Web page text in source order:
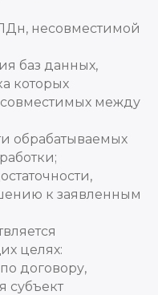
несовместимой
баз данных,
которых
между
обрабатываемых
к заявленным
целях:
договору,
субъект